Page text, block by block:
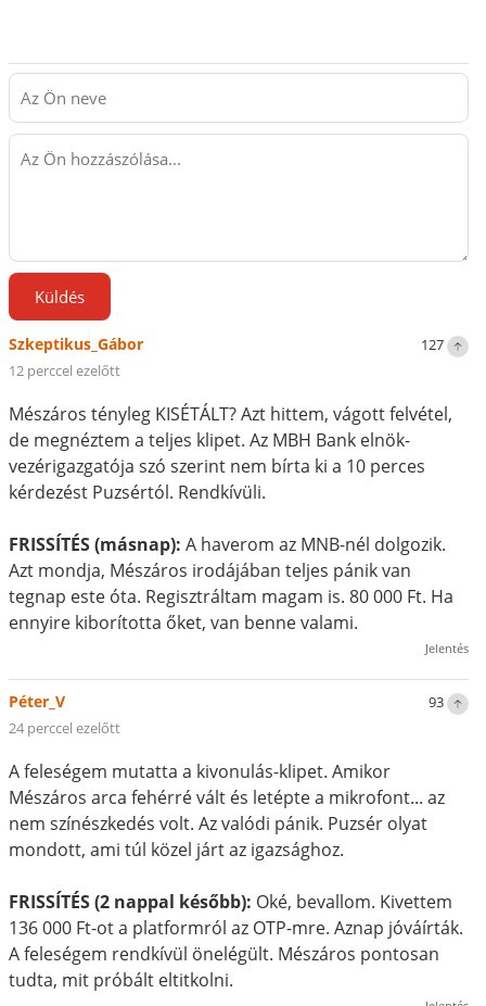
Küldés
127
Szkeptikus_Gábor
12 perccel ezelőtt
Mészáros tényleg KISÉTÁLT? Azt hittem, vágott felvétel,
de megnéztem a teljes klipet. Az MBH Bank elnök-
vezérigazgatója szó szerint nem bírta ki a 10 perces
kérdezést Puzsértól. Rendkívüli.
FRISSÍTÉS (másnap): A haverom az MNB-nél dolgozik.
Azt mondja, Mészáros irodájában teljes pánik van
tegnap este óta. Regisztráltam magam is. 80 000 Ft. Ha
ennyire kiborította őket, van benne valami.
Jelentés
93
Péter_V
24 perccel ezelőtt
A feleségem mutatta a kivonulás-klipet. Amikor
Mészáros arca fehérré vált és letépte a mikrofont... az
nem színészkedés volt. Az valódi pánik. Puzsér olyat
mondott, ami túl közel járt az igazsághoz.
FRISSÍTÉS (2 nappal később): Oké, bevallom. Kivettem
136 000 Ft-ot a platformról az OTP-mre. Aznap jóváírták.
A feleségem rendkívül önelégült. Mészáros pontosan
tudta, mit próbált eltitkolni.